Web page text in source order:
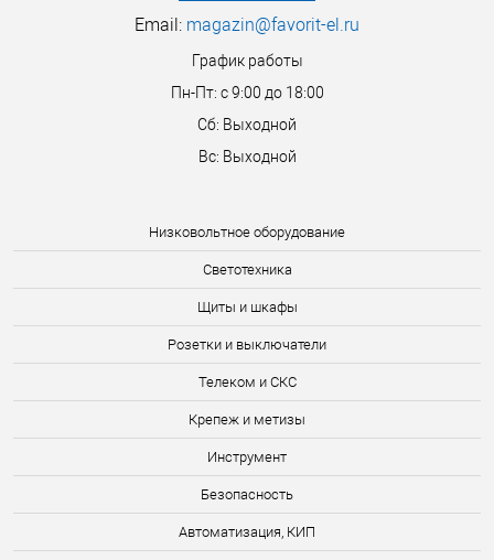
Низковольтное оборудование
Светотехника
Щиты и шкафы
Розетки и выключатели
Телеком и СКС
Крепеж и метизы
Инструмент
Безопасность
Автоматизация, КИП
Email: magazin@favorit-el.ru
График работы
Пн-Пт: с 9:00 до 18:00
Сб: Выходной
Вс: Выходной